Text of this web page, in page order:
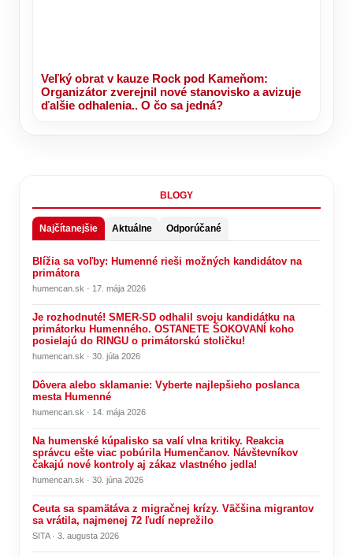
Veľký obrat v kauze Rock pod Kameňom:
Organizátor zverejnil nové stanovisko a avizuje
ďalšie odhalenia.. O čo sa jedná?
BLOGY
Najčítanejšie Aktuálne Odporúčané
Blížia sa voľby: Humenné rieši možných kandidátov na
primátora
humencan.sk · 17. mája 2026
Je rozhodnuté! SMER-SD odhalil svoju kandidátku na
primátorku Humenného. OSTANETE ŠOKOVANÍ koho
posielajú do RINGU o primátorskú stoličku!
humencan.sk · 30. júla 2026
Dôvera alebo sklamanie: Vyberte najlepšieho poslanca
mesta Humenné
humencan.sk · 14. mája 2026
Na humenské kúpalisko sa valí vlna kritiky. Reakcia
správcu ešte viac pobúrila Humenčanov. Návštevníkov
čakajú nové kontroly aj zákaz vlastného jedla!
humencan.sk · 30. júna 2026
Ceuta sa spamätáva z migračnej krízy. Väčšina migrantov
sa vrátila, najmenej 72 ľudí neprežilo
SITA · 3. augusta 2026